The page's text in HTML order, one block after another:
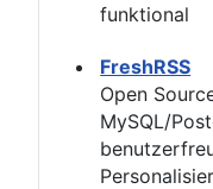
funktional
FreshRSS
Open
MySQL/